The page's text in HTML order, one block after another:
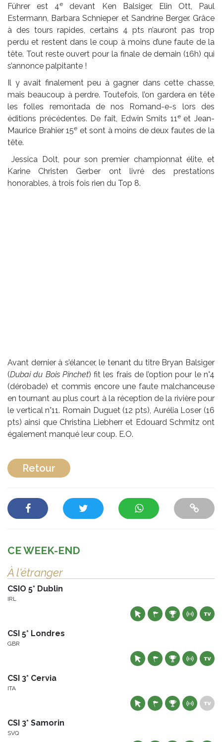
Führer est 4e
devant Ken Balsiger, Elin Ott, Paul
Estermann, Barbara Schnieper et Sandrine Berger. Grâce
à des tours rapides, certains 4 pts n’auront pas trop
perdu et restent dans le coup à moins d’une faute de la
tête. Tout reste ouvert pour la finale de demain (16h) qui
s’annonce palpitante !
Il y avait finalement peu à gagner dans cette chasse,
mais beaucoup à perdre. Toutefois, l’on gardera en tête
les folles remontada de nos Romand-e-s lors des
éditions précédentes. De fait, Edwin Smits 11e et Jean-
Maurice Brahier 15e et sont à moins de deux fautes de la
tête.
Jessica Dolt, pour son premier championnat élite, et
Karine Christen Gerber ont livré des prestations
honorables, à trois fois rien du Top 8.
Avant dernier à s’élancer, le tenant du titre Bryan Balsiger
(Dubai du Bois Pinchet) fit les frais de l’option pour le n°4
(dérobade) et commis encore une faute malchanceuse
en tournant au plus court à la réception de la rivière pour
le vertical n°11. Romain Duguet (12 pts), Aurélia Loser (16
pts) ainsi que Christina Liebherr et Edouard Schmitz ont
également manqué leur coup. E.O.
Retour
CE WEEK-END
À l'étranger
CSIO 5* Dublin
IRL
CSI 5* Londres
GBR
CSI 3* Cervia
ITA
CSI 3* Samorin
SVQ